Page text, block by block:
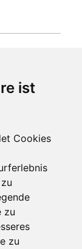
ist
Cookies
zu
zu